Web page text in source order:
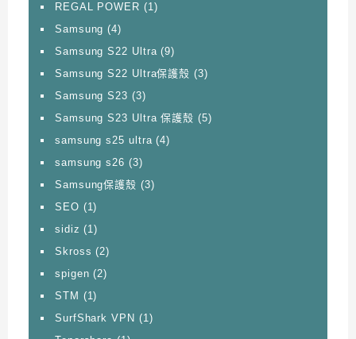
REGAL POWER (1)
Samsung (4)
Samsung S22 Ultra(9)
Samsung S22 Ultra保護殼 (3)
Samsung S23 (3)
Samsung S23 Ultra 保護殼 (5)
samsung s25 ultra(4)
samsung s26 (3)
Samsung保護殼 (3)
SEO (1)
sidiz (1)
Skross (2)
spigen (2)
STM (1)
SurfShark VPN (1)